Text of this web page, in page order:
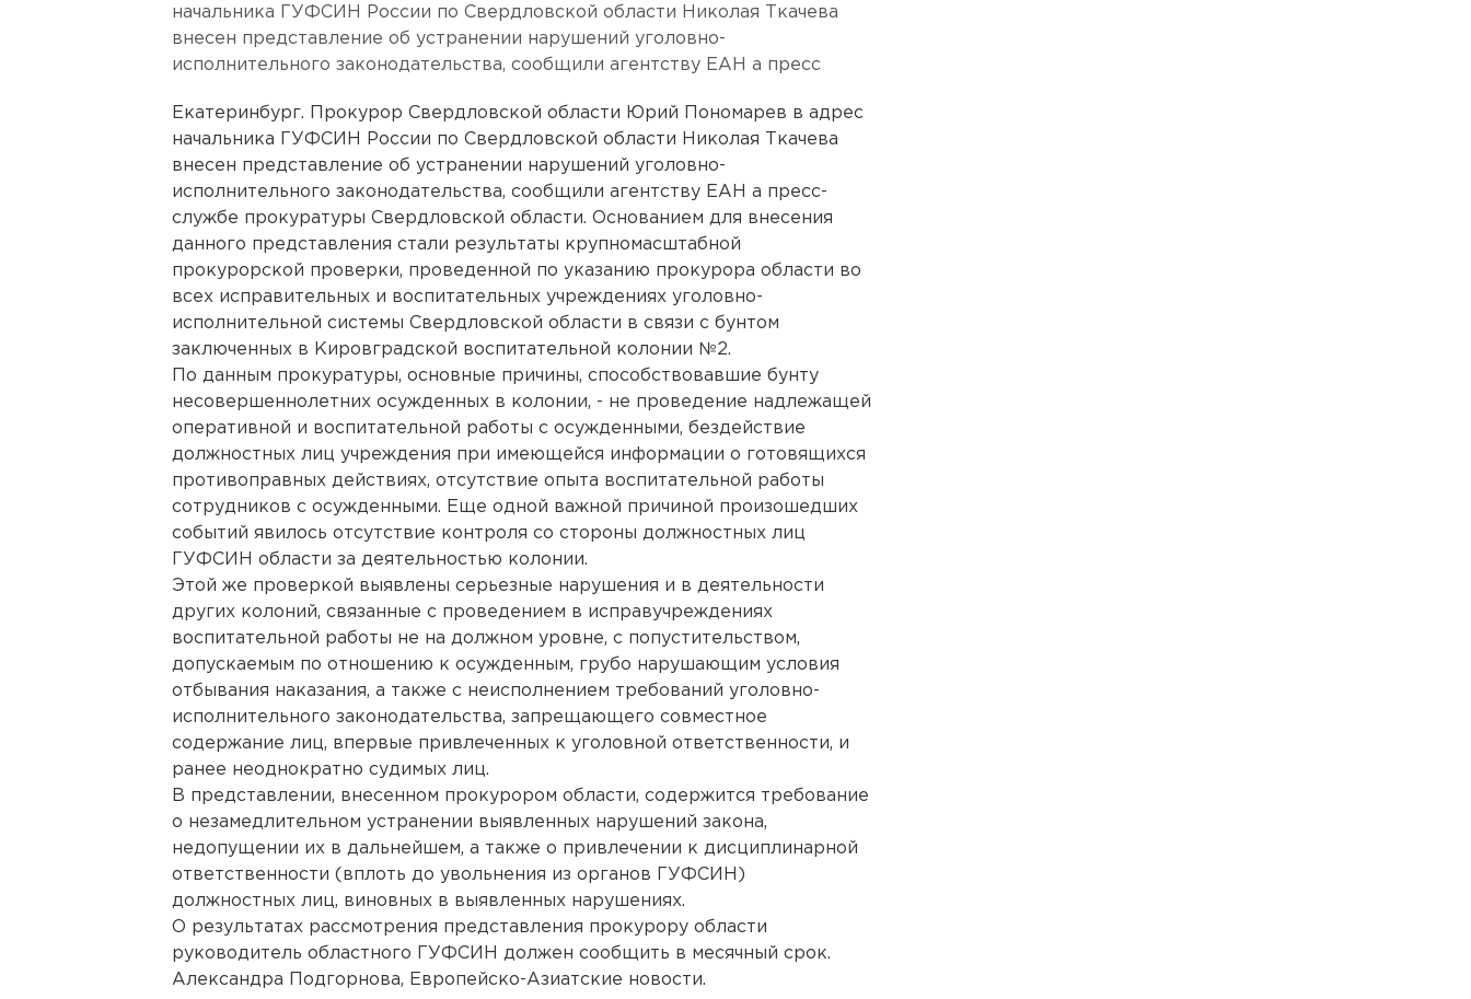
начальника ГУФСИН России по Свердловской области Николая Ткачева
внесен представление об устранении нарушений уголовно-
исполнительного законодательства, сообщили агентству ЕАН а пресс
Екатеринбург. Прокурор Свердловской области Юрий Пономарев в адрес
начальника ГУФСИН России по Свердловской области Николая Ткачева
внесен представление об устранении нарушений уголовно-
исполнительного законодательства, сообщили агентству ЕАН а пресс-
службе прокуратуры Свердловской области. Основанием для внесения
данного представления стали результаты крупномасштабной
прокурорской проверки, проведенной по указанию прокурора области во
всех исправительных и воспитательных учреждениях уголовно-
исполнительной системы Свердловской области в связи с бунтом
заключенных в Кировградской воспитательной колонии №2.
По данным прокуратуры, основные причины, способствовавшие бунту
несовершеннолетних осужденных в колонии, - не проведение надлежащей
оперативной и воспитательной работы с осужденными, бездействие
должностных лиц учреждения при имеющейся информации о готовящихся
противоправных действиях, отсутствие опыта воспитательной работы
сотрудников с осужденными. Еще одной важной причиной произошедших
событий явилось отсутствие контроля со стороны должностных лиц
ГУФСИН области за деятельностью колонии.
Этой же проверкой выявлены серьезные нарушения и в деятельности
других колоний, связанные с проведением в исправучреждениях
воспитательной работы не на должном уровне, с попустительством,
допускаемым по отношению к осужденным, грубо нарушающим условия
отбывания наказания, а также с неисполнением требований уголовно-
исполнительного законодательства, запрещающего совместное
содержание лиц, впервые привлеченных к уголовной ответственности, и
ранее неоднократно судимых лиц.
В представлении, внесенном прокурором области, содержится требование
о незамедлительном устранении выявленных нарушений закона,
недопущении их в дальнейшем, а также о привлечении к дисциплинарной
ответственности (вплоть до увольнения из органов ГУФСИН)
должностных лиц, виновных в выявленных нарушениях.
О результатах рассмотрения представления прокурору области
руководитель областного ГУФСИН должен сообщить в месячный срок.
Александра Подгорнова, Европейско-Азиатские новости.